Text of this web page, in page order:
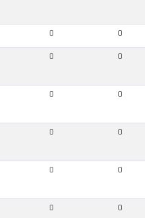
0 0
0 0
0 0
0 0
0 0
0 0